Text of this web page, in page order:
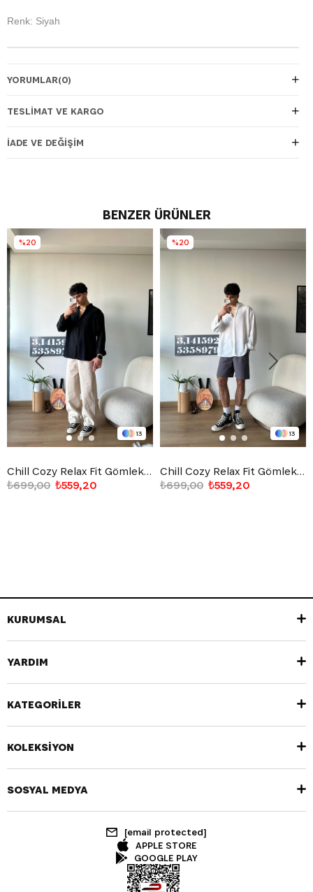
Renk: Siyah
YORUMLAR(0)
TESLIMAT VE KARGO
İADE VE DEĞIŞIM
BENZER ÜRÜNLER
13
Chill Cozy Relax Fit Gömlek Siyah
₺559,20
₺699,00
%20
13
Chill Cozy Relax Fit Gömlek Beyaz
₺559,20
₺699,00
%20
KURUMSAL
YARDIM
KATEGORİLER
KOLEKSİYON
SOSYAL MEDYA
[email protected]
APPLE STORE
GOOGLE PLAY